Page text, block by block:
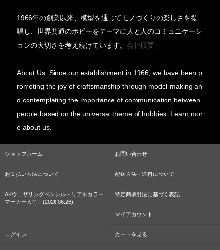
1966年の創業以来、模型を通じてモノづくりの楽しさを提
唱し、世界共通のホビーをテーマに人と人のコミュニケーシ
ョンの大切さを考え続けています。会社概要
About Us: Since our establishment in 1966, we have been p
romoting the joy of craftsmanship through model-making an
d contemplating the importance of communication between
people based on the universal theme of hobbies. Learn mor
e about us.
ショップホーム お問い合わせ
お支払い方法について 配送方法・送料について
AKウェザリングペンシル・リアルカラー
マーカー入荷！(2026.06.26)
特定商取引法に基づく表記
マイアカウント
ログイン カートを見る